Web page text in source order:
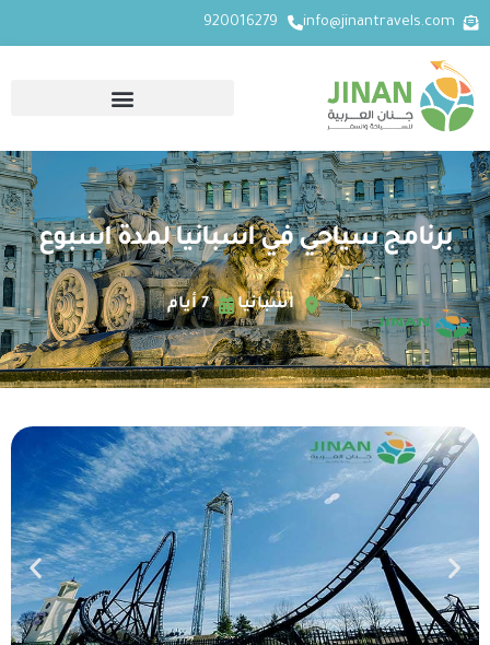
info@jinantravels.com
920016279
برنامج سياحي في اسبانيا لمدة اسبوع
اسبانيا 7 أيام